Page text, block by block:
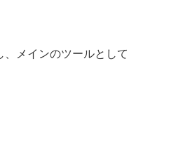
、メインのツールとして